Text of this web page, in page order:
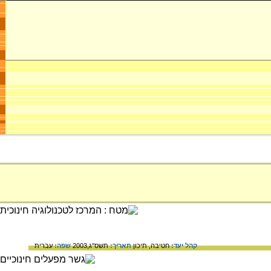
קהל יעד:חטיבה,תיכוןתאריך:תשס"ג,2003 שפה:עברית